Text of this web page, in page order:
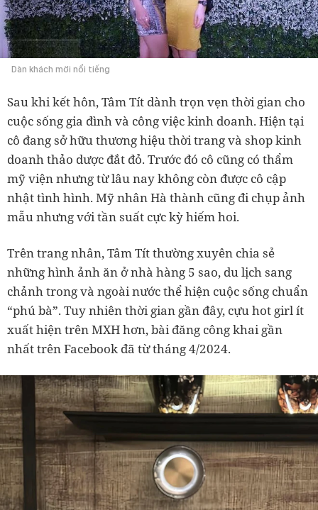
Dàn khách mời nổi tiếng
Sau khi kết hôn, Tâm Tít dành trọn vẹn thời gian cho
cuộc sống gia đình và công việc kinh doanh. Hiện tại
cô đang sở hữu thương hiệu thời trang và shop kinh
doanh thảo dược đắt đỏ. Trước đó cô cũng có thẩm
mỹ viện nhưng từ lâu nay không còn được cô cập
nhật tình hình. Mỹ nhân Hà thành cũng đi chụp ảnh
mẫu nhưng với tần suất cực kỳ hiếm hoi.
Trên trang nhân, Tâm Tít thường xuyên chia sẻ
những hình ảnh ăn ở nhà hàng 5 sao, du lịch sang
chảnh trong và ngoài nước thể hiện cuộc sống chuẩn
“phú bà”. Tuy nhiên thời gian gần đây, cựu hot girl ít
xuất hiện trên MXH hơn, bài đăng công khai gần
nhất trên Facebook đã từ tháng 4/2024.